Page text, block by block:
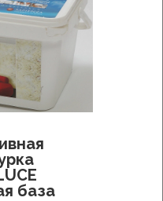
база